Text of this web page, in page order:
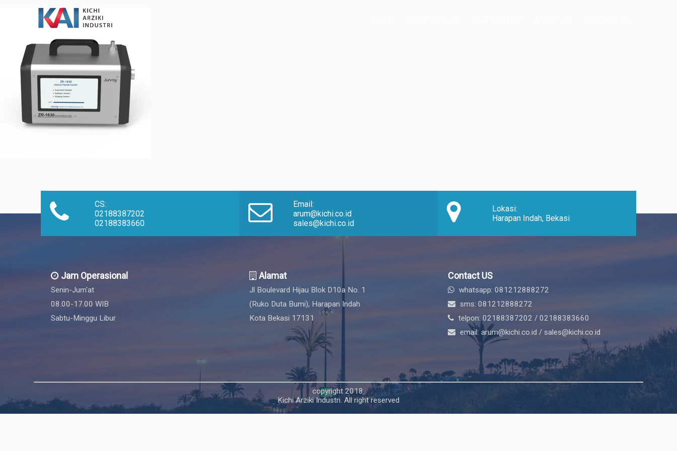
CS:
02188387202
02188383660
Email:
arum@kichi.co.id
sales@kichi.co.id
Lokasi:
Harapan Indah, Bekasi
Jam Operasional
Senin-Jum'at
08.00-17.00 WIB
Sabtu-Minggu Libur
Alamat
Jl Boulevard Hijau Blok D10a No. 1
(Ruko Duta Bumi), Harapan Indah
Kota Bekasi 17131
Contact US
whatsapp: 081212888272
sms: 081212888272
telpon: 02188387202 / 02188383660
email: arum@kichi.co.id / sales@kichi.co.id
copyright 2018.
Kichi Arziki Industri. All right reserved